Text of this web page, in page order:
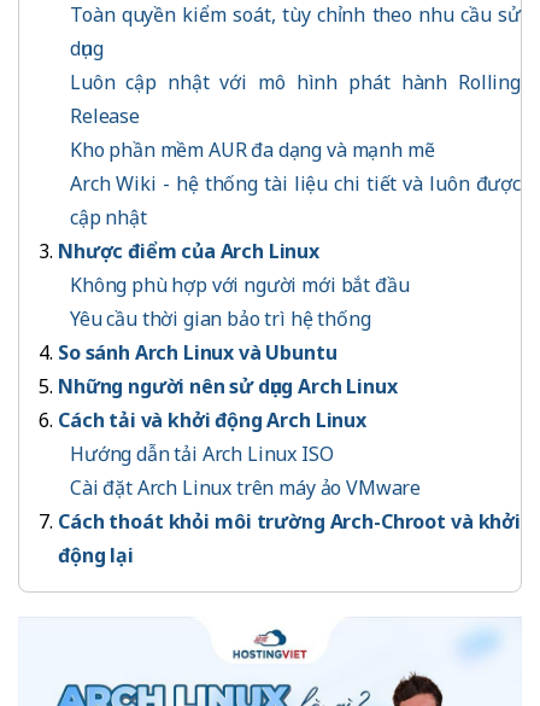
Toàn quyền kiểm soát, tùy chỉnh theo nhu cầu sử
dụng
Luôn cập nhật với mô hình phát hành Rolling
Release
Kho phần mềm AUR đa dạng và mạnh mẽ
Arch Wiki - hệ thống tài liệu chi tiết và luôn được
cập nhật
Nhược điểm của Arch Linux
Không phù hợp với người mới bắt đầu
Yêu cầu thời gian bảo trì hệ thống
So sánh Arch Linux và Ubuntu
Những người nên sử dụng Arch Linux
Cách tải và khởi động Arch Linux
Hướng dẫn tải Arch Linux ISO
Cài đặt Arch Linux trên máy ảo VMware
Cách thoát khỏi môi trường Arch-Chroot và khởi
động lại